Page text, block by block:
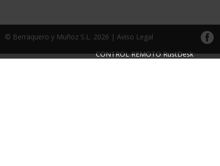
© Berraquero y Muñoz S.L. 2026 | Aviso Legal
CONTROL REMOTO RustDesk